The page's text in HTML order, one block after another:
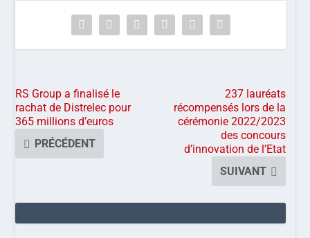
RS Group a finalisé le
rachat de Distrelec pour
365 millions d’euros
PRÉCÉDENT
237 lauréats
récompensés lors de la
cérémonie 2022/2023
des concours
d’innovation de l’Etat
SUIVANT